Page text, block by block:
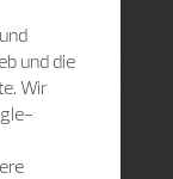
und die
Wir